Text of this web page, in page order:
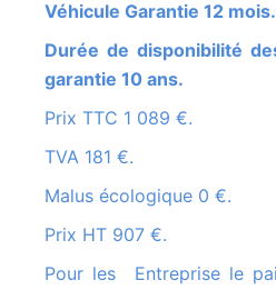
Véhicule Garantie 12 mois.
Durée de disponibilité des pièces détachées:
garantie 10 ans.
Prix TTC 1 089 €.
TVA 181 €.
Malus écologique 0 €.
Prix HT 907 €.
Pour les Entreprise le paiement dû est HORS